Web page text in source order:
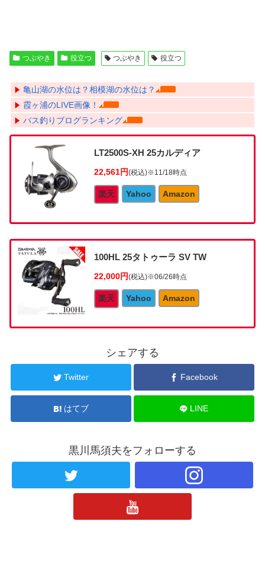
つぶやき 役立つ つぶやき 役立つ
亀山湖の水位は？相模湖の水位は？
霞ヶ浦のLIVE画像！
バス釣りブログランキング
LT2500S-XH 25カルディア
22,561円(税込)※11/18時点
楽天 Yahoo Amazon
100HL 25タトゥーラ SV TW
22,000円(税込)※06/26時点
楽天 Yahoo Amazon
シェアする
Twitter Facebook
はてブ LINE
黒川馬須夫をフォローする